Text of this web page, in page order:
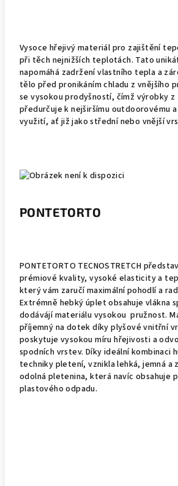
Vysoce hřejivý materiál pro zajištění
při těch nejnižších teplotách. Tato
napomáhá zadržení vlastního tepla a
tělo před pronikáním chladu z vnějšího
se vysokou prodyšností, čímž výrobky
předurčuje k nejširšímu outdoorovému
využití, ať již jako střední nebo vnější
PONTETORTO
PONTETORTO TECNOSTRETCH
prémiové kvality, vysoké elasticity a
který vám zaručí maximální pohodlí a
Extrémně hebký úplet obsahuje vlákna
dodávájí materiálu vysokou pružnost.
příjemný na dotek díky plyšové vnitřní
poskytuje vysokou míru hřejivosti a
spodních vrstev. Díky ideální kombinaci
techniky pletení, vznikla lehká, jemná a
odolná pletenina, která navíc obsahuje
plastového odpadu.